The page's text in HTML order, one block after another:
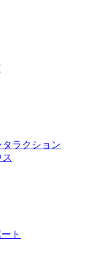
ラクション
ト